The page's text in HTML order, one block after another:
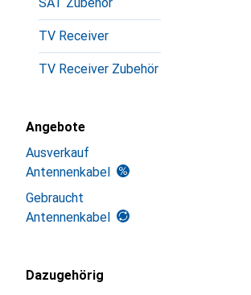
TV Receiver
TV Receiver Zubehör
Angebote
Ausverkauf
Antennenkabel
Gebraucht
Antennenkabel
Dazugehörig